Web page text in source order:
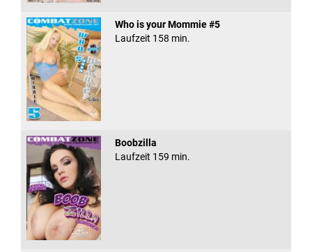
Who is your Mommie #5
Laufzeit 158 min.
Boobzilla
Laufzeit 159 min.